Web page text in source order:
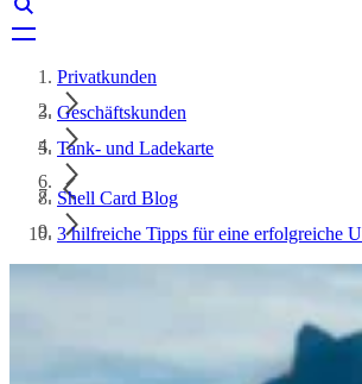
Privatkunden
Geschäftskunden
Tank- und Ladekarte
Shell Card Blog
3 hilfreiche Tipps für eine erfolgreiche